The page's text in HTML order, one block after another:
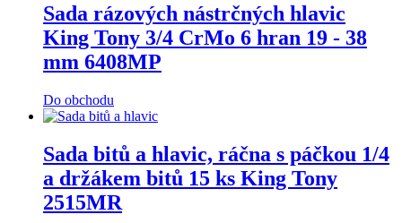
Sada rázových nástrčných hlavic
King Tony 3/4 CrMo 6 hran 19 - 38
mm 6408MP
Do obchodu
Sada bitů a hlavic, ráčna s páčkou 1/4
a držákem bitů 15 ks King Tony
2515MR